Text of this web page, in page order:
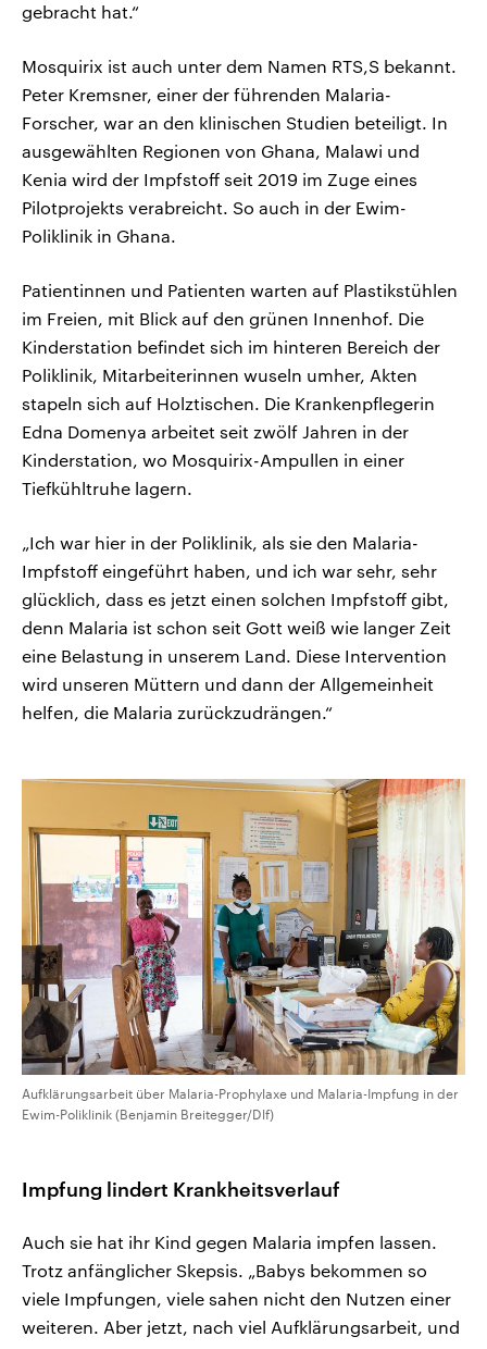
gebracht hat.“
Mosquirix ist auch unter dem Namen RTS,S bekannt.
Peter Kremsner, einer der führenden Malaria-
Forscher, war an den klinischen Studien beteiligt. In
ausgewählten Regionen von Ghana, Malawi und
Kenia wird der Impfstoff seit 2019 im Zuge eines
Pilotprojekts verabreicht. So auch in der Ewim-
Poliklinik in Ghana.
Patientinnen und Patienten warten auf Plastikstühlen
im Freien, mit Blick auf den grünen Innenhof. Die
Kinderstation befindet sich im hinteren Bereich der
Poliklinik, Mitarbeiterinnen wuseln umher, Akten
stapeln sich auf Holztischen. Die Krankenpflegerin
Edna Domenya arbeitet seit zwölf Jahren in der
Kinderstation, wo Mosquirix-Ampullen in einer
Tiefkühltruhe lagern.
„Ich war hier in der Poliklinik, als sie den Malaria-
Impfstoff eingeführt haben, und ich war sehr, sehr
glücklich, dass es jetzt einen solchen Impfstoff gibt,
denn Malaria ist schon seit Gott weiß wie langer Zeit
eine Belastung in unserem Land. Diese Intervention
wird unseren Müttern und dann der Allgemeinheit
helfen, die Malaria zurückzudrängen.“
Aufklärungsarbeit über Malaria-Prophylaxe und Malaria-Impfung in der
Ewim-Poliklinik (Benjamin Breitegger/Dlf)
Impfung lindert Krankheitsverlauf
Auch sie hat ihr Kind gegen Malaria impfen lassen.
Trotz anfänglicher Skepsis. „Babys bekommen so
viele Impfungen, viele sahen nicht den Nutzen einer
weiteren. Aber jetzt, nach viel Aufklärungsarbeit, und